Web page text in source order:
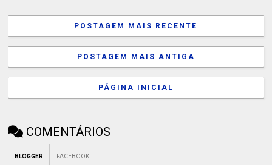
POSTAGEM MAIS RECENTE
POSTAGEM MAIS ANTIGA
PÁGINA INICIAL
COMENTÁRIOS
BLOGGER FACEBOOK